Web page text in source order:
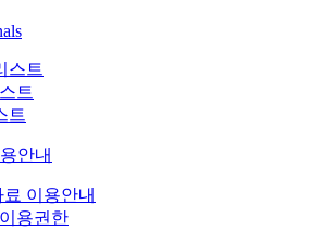
스트
트
트
안내
이용안내
용권한